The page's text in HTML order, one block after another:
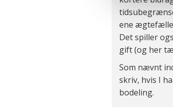
optimalt, hvis
og
ene ægtefælle
Det spiller
gift (og her
Som nævnt
skriv, hvis I
bodeling.